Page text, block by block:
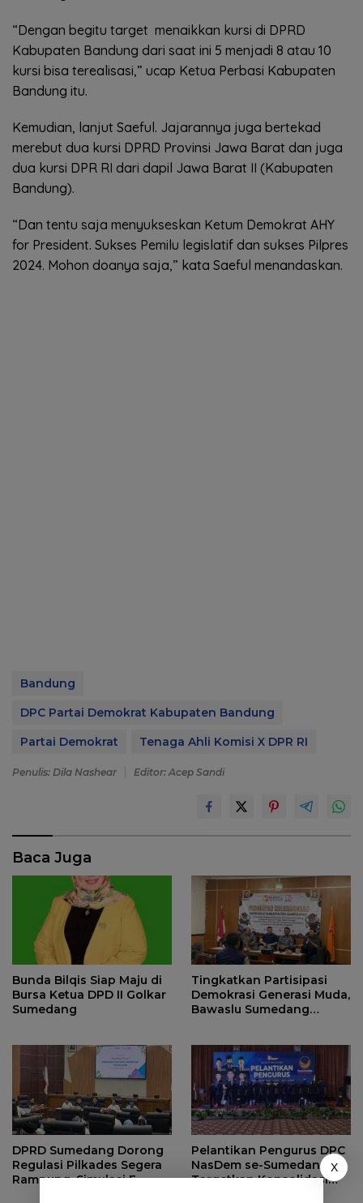
“Dengan begitu target menaikkan kursi di DPRD
Kabupaten Bandung dari saat ini 5 menjadi 8 atau 10
kursi bisa terealisasi,” ucap Ketua Perbasi Kabupaten
Bandung itu.
Kemudian, lanjut Saeful. Jajarannya juga bertekad
merebut dua kursi DPRD Provinsi Jawa Barat dan juga
dua kursi DPR RI dari dapil Jawa Barat II (Kabupaten
Bandung).
“Dan tentu saja menyukseskan Ketum Demokrat AHY
for President. Sukses Pemilu legislatif dan sukses Pilpres
2024. Mohon doanya saja,” kata Saeful menandaskan.
Bandung
DPC Partai Demokrat Kabupaten Bandung
Partai Demokrat
Tenaga Ahli Komisi X DPR RI
Penulis: Dila Nashear Editor: Acep Sandi
Baca Juga
Bunda Bilqis Siap Maju di
Bursa Ketua DPD II Golkar
Sumedang
Tingkatkan Partisipasi
Demokrasi Generasi Muda,
Bawaslu Sumedang
DPRD Sumedang Dorong
Regulasi Pilkades Segera
Rampung, Simulasi E-
Pelantikan Pengurus DPC
NasDem se-Sumedang,
Targetkan Konsolidasi
X